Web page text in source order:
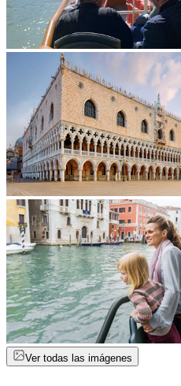
Ver todas las imágenes